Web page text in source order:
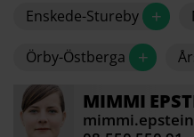
Enskede-Stureby +
Örby-Östberga +
MIMMI